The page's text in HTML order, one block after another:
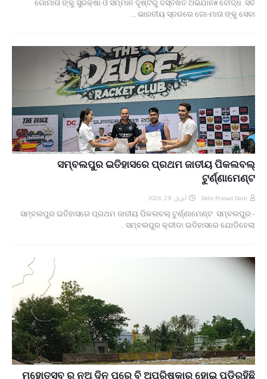
ସାପ କାମୁଡ଼ାରେ ନାବାଳିକାଙ୍କ ମୃତ୍ୟୁ, ପୋଲିସ ଭୂମିକାକୁ
ଉର୍ଦ୍ଧ ଛାତ୍ରଙ୍କୁ ମାଡ, ବିଭାଗୀୟ ତଦନ୍ତ ଆରମ୍ଭ l
ଗୋମାତା ଙ୍କୁ ସୁରକ୍ଷା ଓ ସମ୍ମାନ ଦୃଷ୍ଟିରୁ ଦସ୍ତଖତ ଅଭିଯାନ# ବୌଦ୍ଧ ,ସର୍ବ
ଭାରତୀୟ ସ୍ତରରେ ଗୋ-ମାତା ଙ୍କୁ ସେବା ,…
ସମ୍ବଲପୁର ଇତିହାସରେ ପ୍ରଥମ ଜାତୀୟ ପିକଲବଲ୍
ଟୁର୍ଣ୍ଣାମେଣ୍ଟ
Debi Prasad Dash أبريل 29, 2026
ସମ୍ବଲପୁର ଇତିହାସରେ ପ୍ରଥମ ଜାତୀୟ ପିକଲବଲ୍ ଟୁର୍ଣ୍ଣାମେଣ୍ଟ ସମ୍ବଲପୁର:-
ସମ୍ବଲପୁର କ୍ରୀଡା ଇତିହାସରେ ଯୋଡିହେଲା …